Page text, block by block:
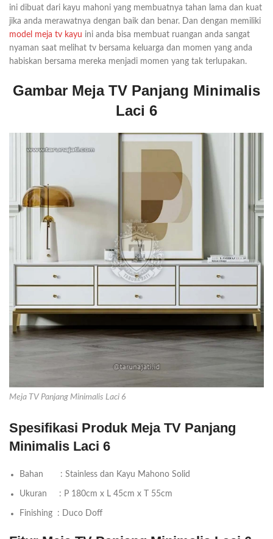
ini dibuat dari kayu mahoni yang membuatnya tahan lama dan kuat
jika anda merawatnya dengan baik dan benar. Dan dengan memiliki
model meja tv kayu ini anda bisa membuat ruangan anda sangat
nyaman saat melihat tv bersama keluarga dan momen yang anda
habiskan bersama mereka menjadi momen yang tak terlupakan.
Gambar Meja TV Panjang Minimalis
Laci 6
Meja TV Panjang Minimalis Laci 6
Spesifikasi Produk Meja TV Panjang
Minimalis Laci 6
Bahan : Stainless dan Kayu Mahono Solid
Ukuran : P 180cm x L 45cm x T 55cm
Finishing : Duco Doff